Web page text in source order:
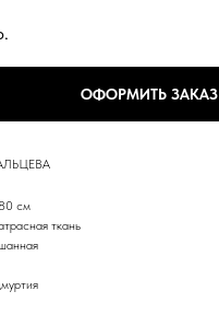
ОФОРМИТЬ ЗАКАЗ
см
ткань